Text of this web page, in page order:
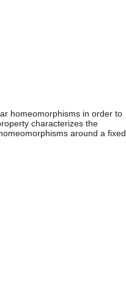
homeomorphisms in order to
characterizes the
around a fixed